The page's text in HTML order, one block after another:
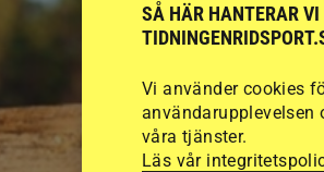
SÅ HÄR HANTERAR
Vi använder cookies
våra tjänster.
Läs vår